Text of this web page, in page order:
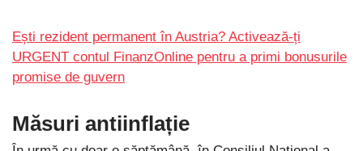
Ești rezident permanent în Austria? Activează-ți
URGENT contul FinanzOnline pentru a primi bonusurile
promise de guvern
Măsuri antiinflație